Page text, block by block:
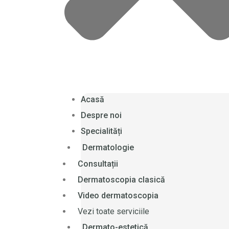
Acasă
Despre noi
Specialități
Dermatologie
Consultații
Dermatoscopia clasică
Video dermatoscopia
Vezi toate serviciile